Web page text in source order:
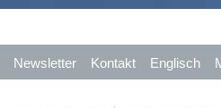
Newsletter Kontakt Englisch